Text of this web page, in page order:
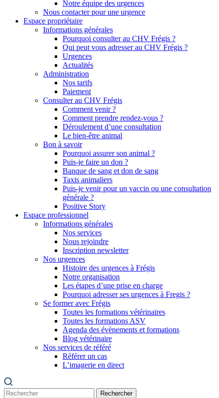
Notre équipe des urgences
Nous contacter pour une urgence
Espace propriétaire
Informations générales
Pourquoi consulter au CHV Frégis ?
Qui peut vous adresser au CHV Frégis ?
Urgences
Actualités
Administration
Nos tarifs
Paiement
Consulter au CHV Frégis
Comment venir ?
Comment prendre rendez-vous ?
Déroulement d’une consultation
Le bien-être animal
Bon à savoir
Pourquoi assurer son animal ?
Puis-je faire un don ?
Banque de sang et don de sang
Taxis animaliers
Puis-je venir pour un vaccin ou une consultation
générale ?
Positive Story
Espace professionnel
Informations générales
Nos services
Nous rejoindre
Inscription newsletter
Nos urgences
Histoire des urgences à Frégis
Notre organisation
Les étapes d’une prise en charge
Pourquoi adresser ses urgences à Fregis ?
Se former avec Frégis
Toutes les formations vétérinaires
Toutes les formations ASV
Agenda des évènements et formations
Blog vétérinaire
Nos services de référé
Référer un cas
L’imagerie en direct
Rechercher